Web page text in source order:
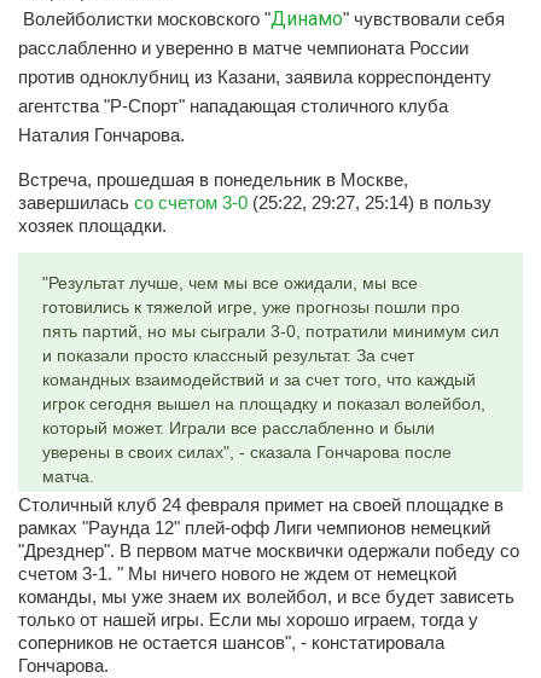
Волейболистки московского "Динамо" чувствовали себя
расслабленно и уверенно в матче чемпионата России
против одноклубниц из Казани, заявила корреспонденту
агентства "Р-Спорт" нападающая столичного клуба
Наталия Гончарова.
Встреча, прошедшая в понедельник в Москве,
завершилась со счетом 3-0 (25:22, 29:27, 25:14) в пользу
хозяек площадки.
"Результат лучше, чем мы все ожидали, мы все
готовились к тяжелой игре, уже прогнозы пошли про
пять партий, но мы сыграли 3-0, потратили минимум сил
и показали просто классный результат. За счет
командных взаимодействий и за счет того, что каждый
игрок сегодня вышел на площадку и показал волейбол,
который может. Играли все расслабленно и были
уверены в своих силах", - сказала Гончарова после
матча.
Столичный клуб 24 февраля примет на своей площадке в
рамках "Раунда 12" плей-офф Лиги чемпионов немецкий
"Дрезднер". В первом матче москвички одержали победу со
счетом 3-1. " Мы ничего нового не ждем от немецкой
команды, мы уже знаем их волейбол, и все будет зависеть
только от нашей игры. Если мы хорошо играем, тогда у
соперников не остается шансов", - констатировала
Гончарова.